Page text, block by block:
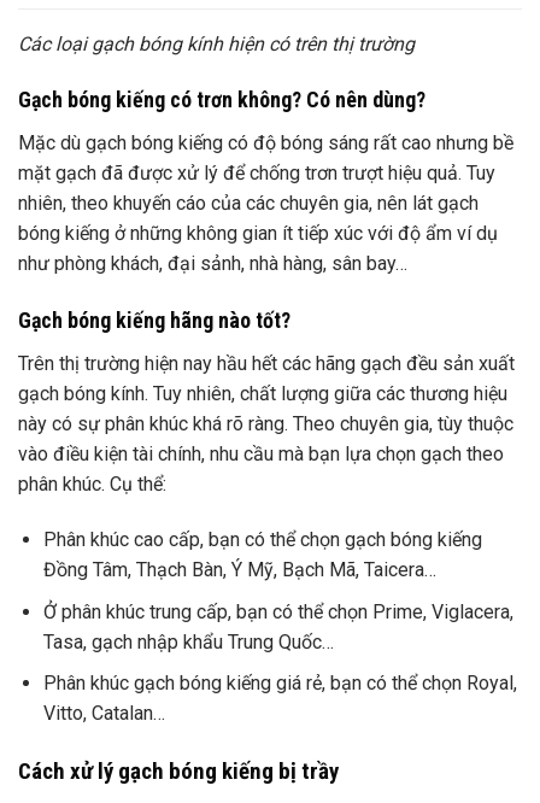
Các loại gạch bóng kính hiện có trên thị trường
Gạch bóng kiếng có trơn không? Có nên dùng?
Mặc dù gạch bóng kiếng có độ bóng sáng rất cao nhưng bề
mặt gạch đã được xử lý để chống trơn trượt hiệu quả. Tuy
nhiên, theo khuyến cáo của các chuyên gia, nên lát gạch
bóng kiếng ở những không gian ít tiếp xúc với độ ẩm ví dụ
như phòng khách, đại sảnh, nhà hàng, sân bay…
Gạch bóng kiếng hãng nào tốt?
Trên thị trường hiện nay hầu hết các hãng gạch đều sản xuất
gạch bóng kính. Tuy nhiên, chất lượng giữa các thương hiệu
này có sự phân khúc khá rõ ràng. Theo chuyên gia, tùy thuộc
vào điều kiện tài chính, nhu cầu mà bạn lựa chọn gạch theo
phân khúc. Cụ thể:
Phân khúc cao cấp, bạn có thể chọn gạch bóng kiếng
Đồng Tâm, Thạch Bàn, Ý Mỹ, Bạch Mã, Taicera…
Ở phân khúc trung cấp, bạn có thể chọn Prime, Viglacera,
Tasa, gạch nhập khẩu Trung Quốc…
Phân khúc gạch bóng kiếng giá rẻ, bạn có thể chọn Royal,
Vitto, Catalan…
Cách xử lý gạch bóng kiếng bị trầy